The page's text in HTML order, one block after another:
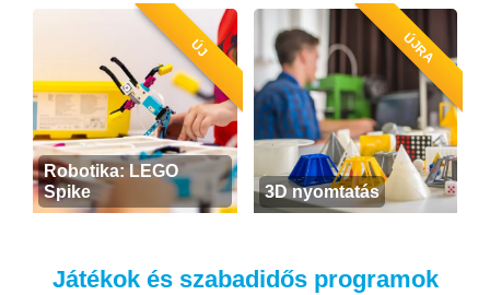
ÚJ
Robotika: LEGO
Spike
ÚJRA
3D nyomtatás
Játékok és szabadidős programok